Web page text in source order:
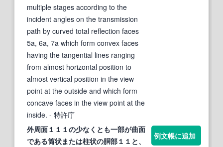
multiple stages according to the
incident angles on the transmission
path by curved total reflection faces
5a, 6a, 7a which form convex faces
having the tangential lines ranging
from almost horizontal position to
almost vertical position in the view
point at the outside and which form
concave faces in the view point at the
inside. - 特許庁
外周面１１１の少なくとも一部が曲面
である筒状または柱状の胴部１１と、
例文帳に追加